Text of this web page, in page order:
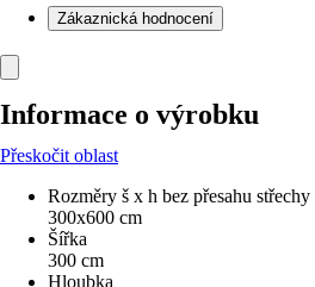
Zákaznická hodnocení
Informace o výrobku
Přeskočit oblast
Rozměry š x h bez přesahu střechy
300x600 cm
Šířka
300 cm
Hloubka